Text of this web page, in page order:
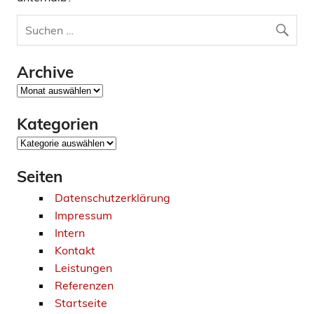
Archive
Archive
Kategorien
Kategorien
Seiten
Datenschutzerklärung
Impressum
Intern
Kontakt
Leistungen
Referenzen
Startseite